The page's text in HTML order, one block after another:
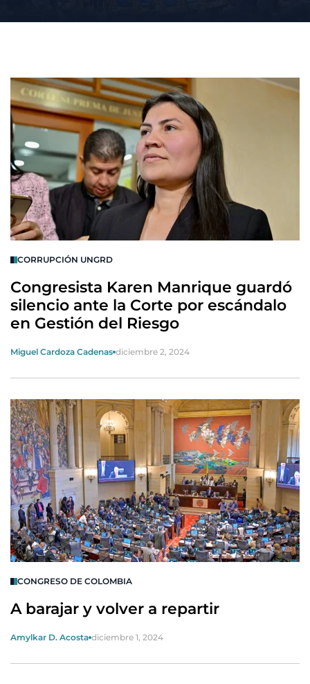
CORRUPCIÓN UNGRD
Congresista Karen Manrique guardó
silencio ante la Corte por escándalo
en Gestión del Riesgo
Miguel Cardoza Cadenas diciembre 2, 2024
CONGRESO DE COLOMBIA
A barajar y volver a repartir
Amylkar D. Acosta diciembre 1, 2024